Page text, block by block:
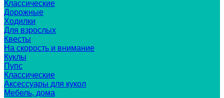
Классические
Дорожные
Ходилки
Для взрослых
Квесты
На скорость и внимание
Куклы
Пупс
Классические
Аксессуары для кукол
Мебель, дома